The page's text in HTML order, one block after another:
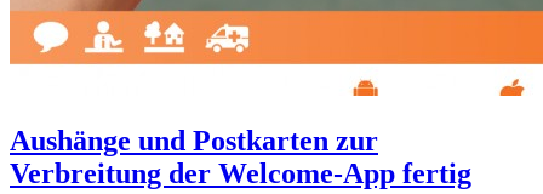
Aushänge und Postkarten zur
Verbreitung der Welcome-App fertig